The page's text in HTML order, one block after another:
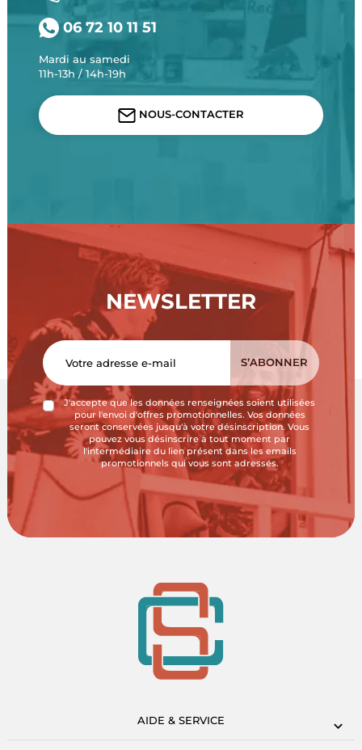
06 72 10 11 51
Mardi au samedi
11h-13h / 14h-19h
NOUS-CONTACTER
NEWSLETTER
J'accepte que les données renseignées soient utilisées
pour l'envoi d'offres promotionnelles. Vos données
seront conservées jusqu'à votre désinscription. Vous
pouvez vous désinscrire à tout moment par
l'intermédiaire du lien présent dans les emails
promotionnels qui vous sont adressés.
AIDE & SERVICE